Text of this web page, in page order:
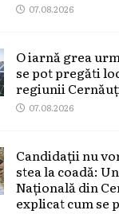
07.08.2026
O iarnă grea
se pot pregăti
regiunii
07.08.2026
Candidații nu
stea la coadă:
Națională din
explicat cum se